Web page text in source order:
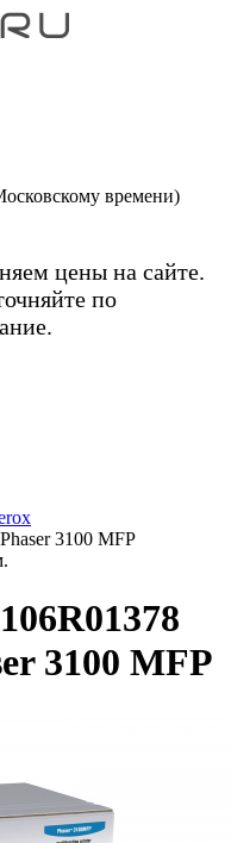
времени)
цены на сайте.
по
3100 MFP
3100 MFP